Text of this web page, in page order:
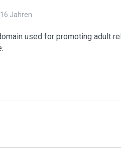
Jahren
used for promoting adult